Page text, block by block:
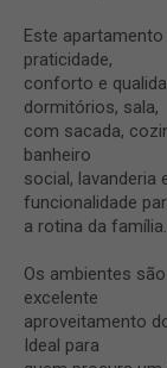
Este
praticidade,
conforto e
dormitórios, sala,
com sacada,
banheiro
social, lavanderia
funcionalidade
a rotina da família.
Os ambientes
excelente
aproveitamento
Ideal para